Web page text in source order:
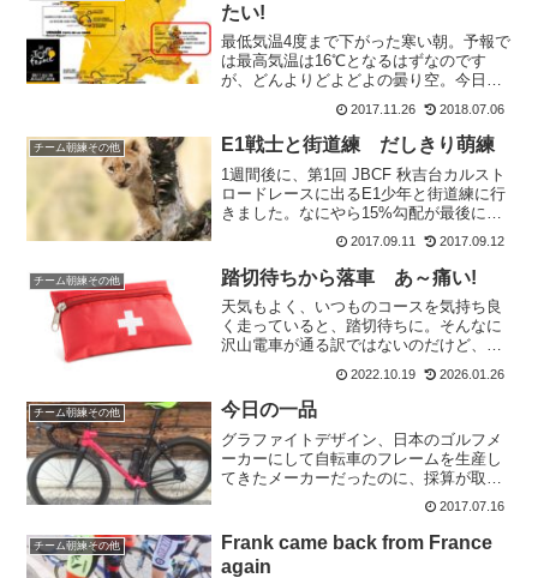
たい!
最低気温4度まで下がった寒い朝。予報で
は最高気温は16℃となるはずなのです
が、どんよりどよどよの曇り空。今日は
フランクが帰国するので最後の一緒に走
れるチャンスの日でした。さて、先週は
誰もいない日曜朝練だったのですが、今
週は何人くらいいるでし...
2017.11.26 2018.07.06
チーム朝練その他 E1戦士と街道練 だしきり萌練
1週間後に、第1回 JBCF 秋吉台カルスト
ロードレースに出るE1少年と街道練に行
きました。なにやら15%勾配が最後に待
ちうける1周30キロもある周回コースだそ
うです。それ以外もアップダウンの連続
でほぼ平坦区間のないキツイコース設定
のようで...
2017.09.11 2017.09.12
チーム朝練その他 踏切待ちから落車 あ～痛い!
天気もよく、いつものコースを気持ち良
く走っていると、踏切待ちに。そんなに
沢山電車が通る訳ではないのだけど、結
構な確率で引っかかることが多い。遠く
から、踏切が鳴っているのがわかったの
で、合わせるようにゆっくりと走ってい
たのだけど。なにやら、J...
2022.10.19 2026.01.26
チーム朝練その他 今日の一品
グラファイトデザイン、日本のゴルフメ
ーカーにして自転車のフレームを生産し
てきたメーカーだったのに、採算が取れ
ないとのことで、なんと自転車フレーム
事業から2016年に撤退。その昔、六本木
エクスプレスと呼ばれる日本一のリーマ
ンレーサー高岡さんも...
2017.07.16
チーム朝練その他
Frank came back from France
again